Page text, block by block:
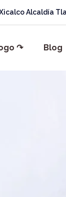
Alcaldía
↷ Blog